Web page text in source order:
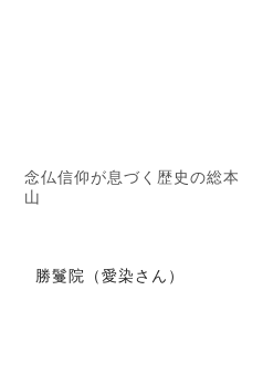
念仏信仰が息づく歴史の総本
山
勝鬘院（愛染さん）